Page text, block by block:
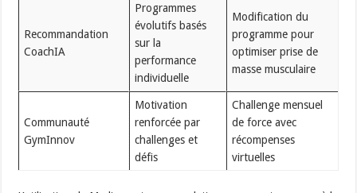
Recommandation
CoachIA
Programmes
évolutifs basés
sur la
performance
individuelle
Modification du
programme pour
optimiser prise de
masse musculaire
Communauté
GymInnov
Motivation
renforcée par
challenges et
défis
Challenge mensuel
de force avec
récompenses
virtuelles